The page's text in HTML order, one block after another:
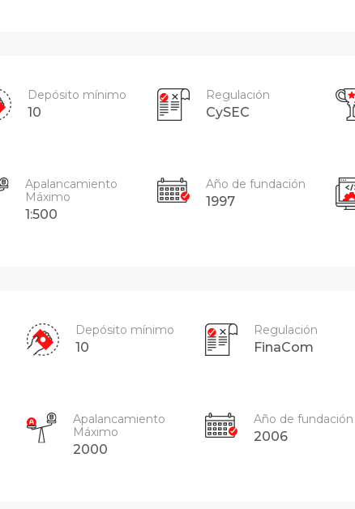
Depósito mínimo
10
Regulación
CySEC
Apalancamiento
Máximo
1:500
Año de fundación
1997
Depósito mínimo
10
Regulación
FinaCom
Apalancamiento
Máximo
2000
Año de fundación
2006